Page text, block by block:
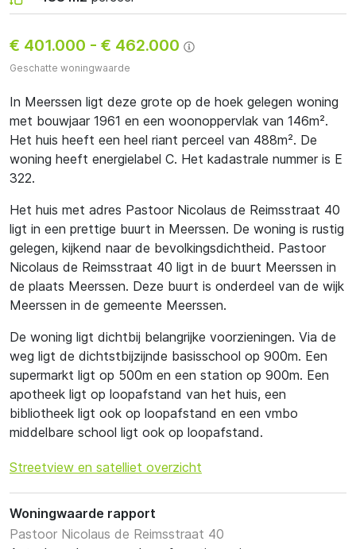
€ 401.000 - € 462.000
Geschatte woningwaarde
In Meerssen ligt deze grote op de hoek gelegen woning
met bouwjaar 1961 en een woonoppervlak van 146m².
Het huis heeft een heel riant perceel van 488m². De
woning heeft energielabel C. Het kadastrale nummer is E
322.
Het huis met adres Pastoor Nicolaus de Reimsstraat 40
ligt in een prettige buurt in Meerssen. De woning is rustig
gelegen, kijkend naar de bevolkingsdichtheid. Pastoor
Nicolaus de Reimsstraat 40 ligt in de buurt Meerssen in
de plaats Meerssen. Deze buurt is onderdeel van de wijk
Meerssen in de gemeente Meerssen.
De woning ligt dichtbij belangrijke voorzieningen. Via de
weg ligt de dichtstbijzijnde basisschool op 900m. Een
supermarkt ligt op 500m en een station op 900m. Een
apotheek ligt op loopafstand van het huis, een
bibliotheek ligt ook op loopafstand en een vmbo
middelbare school ligt ook op loopafstand.
Streetview en satelliet overzicht
Woningwaarde rapport
Pastoor Nicolaus de Reimsstraat 40